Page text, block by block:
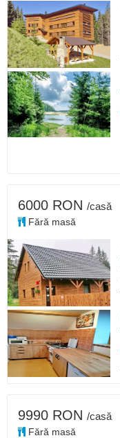
6000 RON /casă
Fără masă
9990 RON /casă
Fără masă